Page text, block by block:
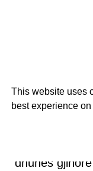
Hulumtim:
dhunës
This website uses
best experience